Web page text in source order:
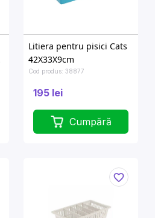
Litiera pentru pisici Cats
42X33X9cm
Cod produs: 38877
195 lei
Cumpără